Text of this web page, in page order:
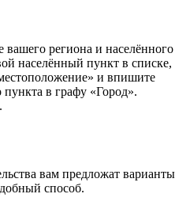
вашего региона и населённого
населённый пункт в списке,
и впишите
пункта в графу «Город».
вам предложат варианты
способ.